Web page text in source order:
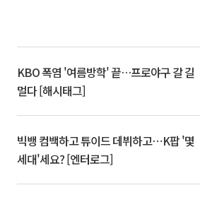
KBO 폭염 '여름방학' 끝…프로야구 갈 길
멀다 [해시태그]
빅뱅 컴백하고 튜이드 데뷔하고⋯K팝 '몇
세대'세요? [엔터로그]